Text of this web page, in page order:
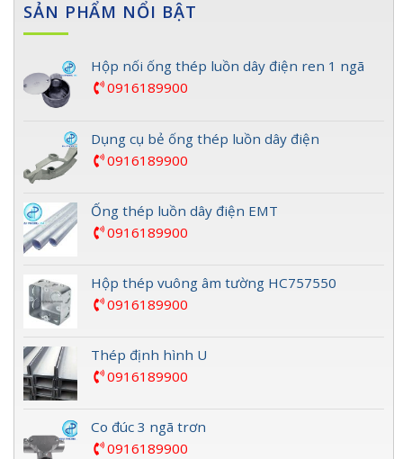
SẢN PHẨM NỔI BẬT
Hộp nối ống thép luồn dây điện ren 1 ngã
0916189900
Dụng cụ bẻ ống thép luồn dây điện
0916189900
Ống thép luồn dây điện EMT
0916189900
Hộp thép vuông âm tường HC757550
0916189900
Thép định hình U
0916189900
Co đúc 3 ngã trơn
0916189900